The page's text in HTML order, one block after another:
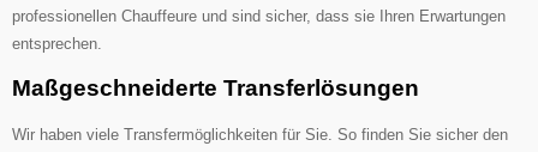
professionellen Chauffeure und sind sicher, dass sie Ihren Erwartungen
entsprechen.
Maßgeschneiderte Transferlösungen
Wir haben viele Transfermöglichkeiten für Sie. So finden Sie sicher den